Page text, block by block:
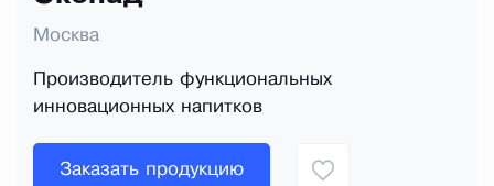
Москва
Производитель функциональных
инновационных напитков
Заказать продукцию